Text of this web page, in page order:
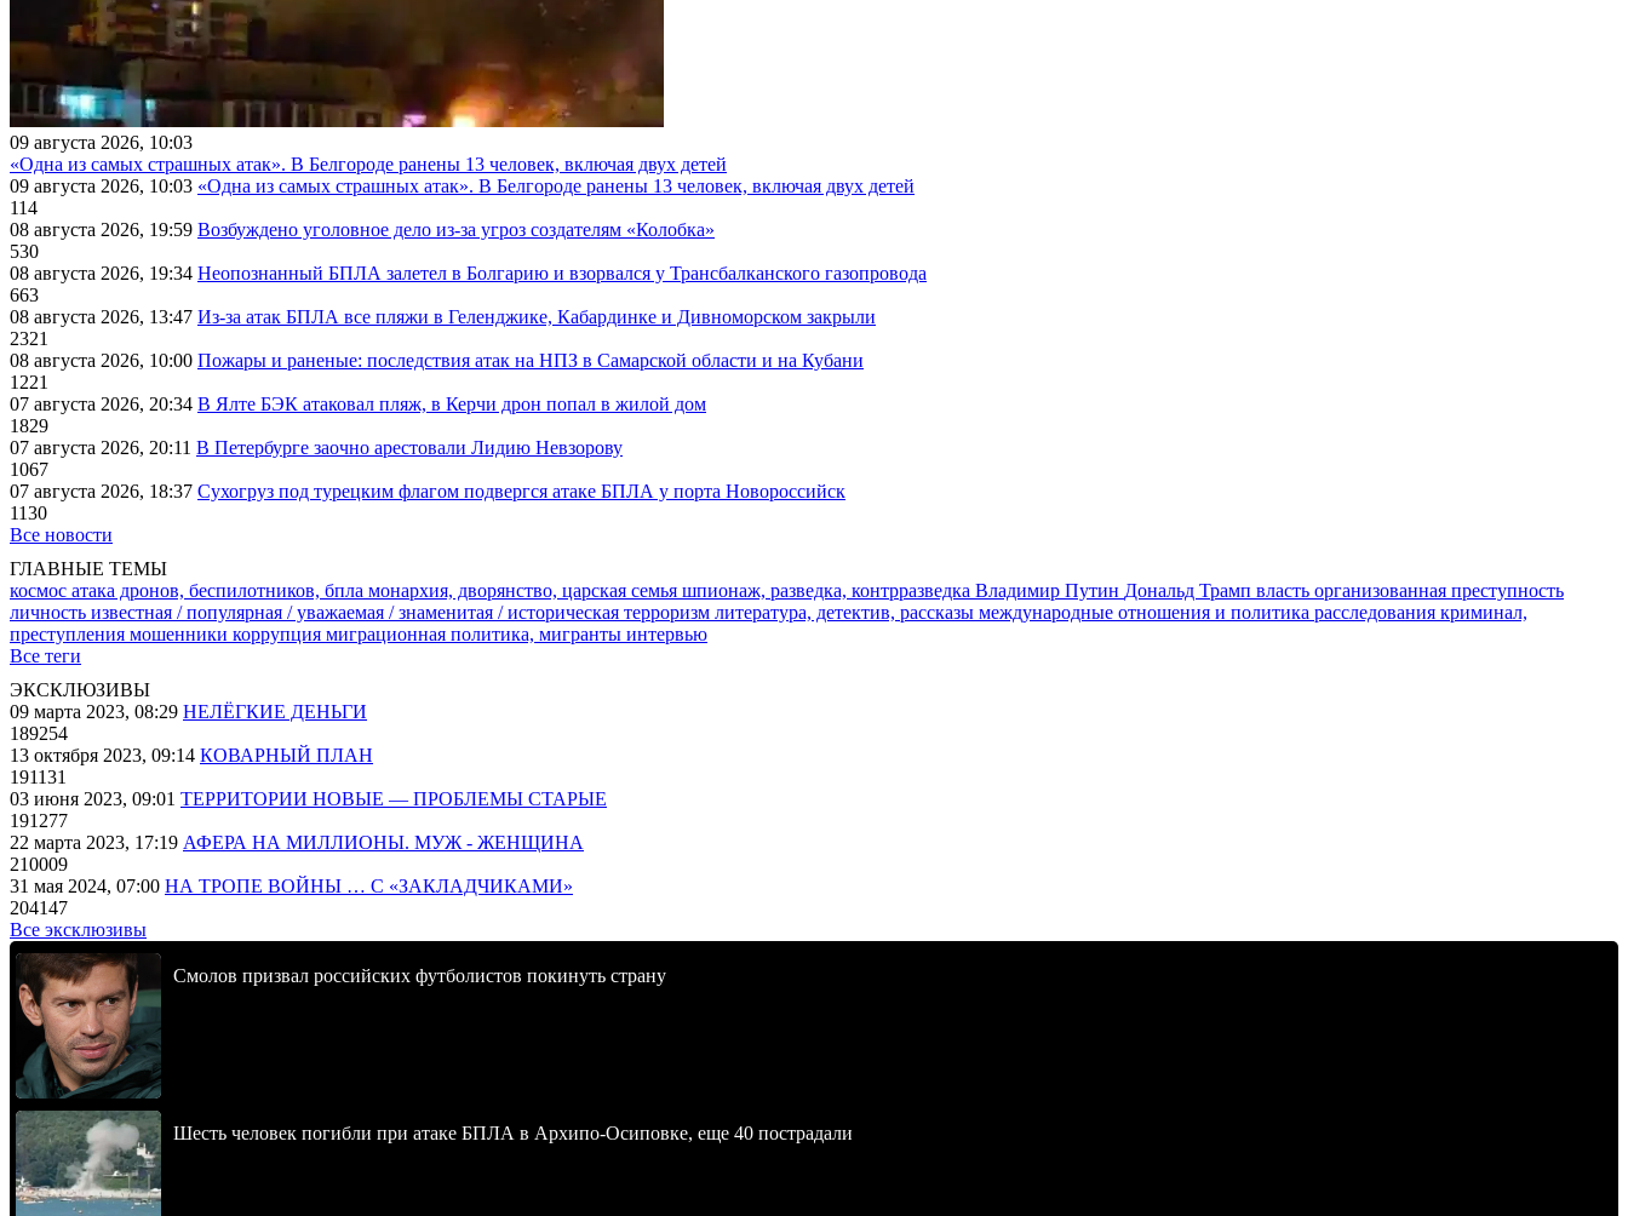
09 августа 2026, 10:03
«Одна из самых страшных атак». В Белгороде ранены 13 человек, включая двух детей
09 августа 2026, 10:03 «Одна из самых страшных атак». В Белгороде ранены 13 человек, включая двух детей
114
08 августа 2026, 19:59 Возбуждено уголовное дело из-за угроз создателям «Колобка»
530
08 августа 2026, 19:34 Неопознанный БПЛА залетел в Болгарию и взорвался у Трансбалканского газопровода
663
08 августа 2026, 13:47 Из-за атак БПЛА все пляжи в Геленджике, Кабардинке и Дивноморском закрыли
2321
08 августа 2026, 10:00 Пожары и раненые: последствия атак на НПЗ в Самарской области и на Кубани
1221
07 августа 2026, 20:34 В Ялте БЭК атаковал пляж, в Керчи дрон попал в жилой дом
1829
07 августа 2026, 20:11 В Петербурге заочно арестовали Лидию Невзорову
1067
07 августа 2026, 18:37 Сухогруз под турецким флагом подвергся атаке БПЛА у порта Новороссийск
1130
Все новости
ГЛАВНЫЕ ТЕМЫ
космос атака дронов, беспилотников, бпла монархия, дворянство, царская семья шпионаж, разведка, контрразведка Владимир Путин Дональд Трамп власть организованная преступность
личность известная / популярная / уважаемая / знаменитая / историческая терроризм литература, детектив, рассказы международные отношения и политика расследования криминал,
преступления мошенники коррупция миграционная политика, мигранты интервью
Все теги
ЭКСКЛЮЗИВЫ
09 марта 2023, 08:29 НЕЛЁГКИЕ ДЕНЬГИ
189254
13 октября 2023, 09:14 КОВАРНЫЙ ПЛАН
191131
03 июня 2023, 09:01 ТЕРРИТОРИИ НОВЫЕ — ПРОБЛЕМЫ СТАРЫЕ
191277
22 марта 2023, 17:19 АФЕРА НА МИЛЛИОНЫ. МУЖ - ЖЕНЩИНА
210009
31 мая 2024, 07:00 НА ТРОПЕ ВОЙНЫ … С «ЗАКЛАДЧИКАМИ»
204147
Все эксклюзивы
Смолов призвал российских футболистов покинуть страну
Шесть человек погибли при атаке БПЛА в Архипо-Осиповке, еще 40 пострадали